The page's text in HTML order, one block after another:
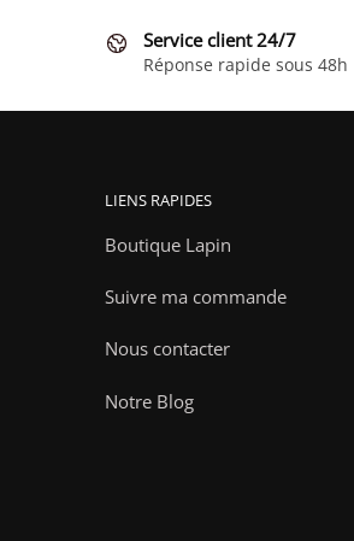
Service client 24/7
Réponse rapide sous 48h
LIENS RAPIDES
Boutique Lapin
Suivre ma commande
Nous contacter
Notre Blog